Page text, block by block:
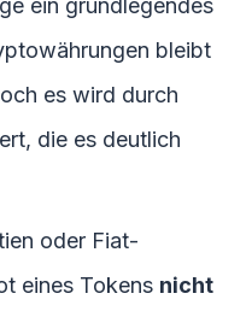
bleibt
es wird durch
die es deutlich
oder Fiat-
eines Tokens nicht